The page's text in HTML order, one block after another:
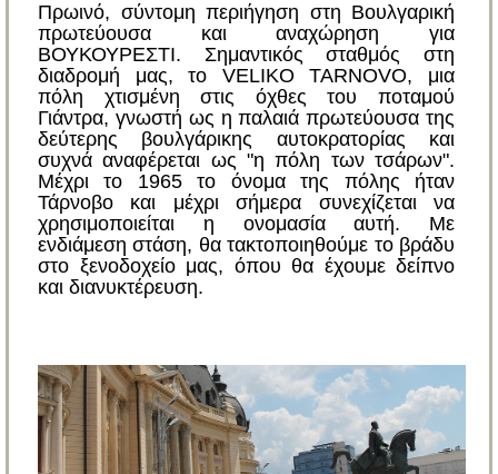
Πρωινό, σύντομη περιήγηση στη Βουλγαρική
πρωτεύουσα και αναχώρηση για
ΒΟΥΚΟΥΡΕΣΤΙ. Σημαντικός σταθμός στη
διαδρομή μας, το VELIKO TARNOVO, μια
πόλη χτισμένη στις όχθες του ποταμού
Γιάντρα, γνωστή ως η παλαιά πρωτεύουσα της
δεύτερης βουλγάρικης αυτοκρατορίας και
συχνά αναφέρεται ως "η πόλη των τσάρων".
Μέχρι το 1965 το όνομα της πόλης ήταν
Τάρνοβο και μέχρι σήμερα συνεχίζεται να
χρησιμοποιείται η ονομασία αυτή. Με
ενδιάμεση στάση, θα τακτοποιηθούμε το βράδυ
στο ξενοδοχείο μας, όπου θα έχουμε δείπνο
και διανυκτέρευση.